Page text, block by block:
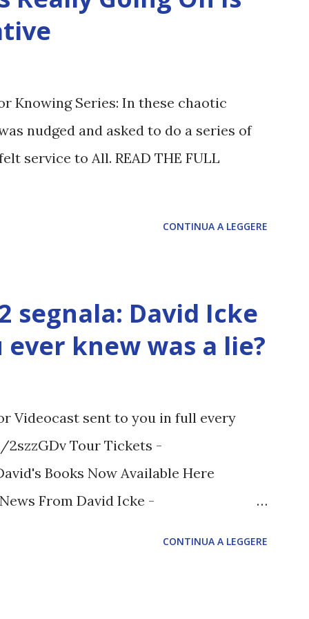
Knowing Series: In these chaotic
nudged and asked to do a series of
service to All. READ THE FULL
CONTINUA A LEGGERE
segnala: David Icke
knew was a lie?
Videocast sent to you in full every
Tour Tickets -
Books Now Available Here
From David Icke -
CONTINUA A LEGGERE